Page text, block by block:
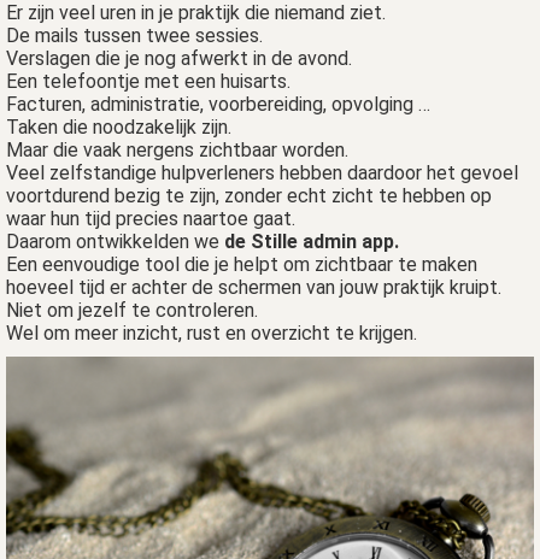
Er zijn veel uren in je praktijk die niemand ziet.
De mails tussen twee sessies.
Verslagen die je nog afwerkt in de avond.
Een telefoontje met een huisarts.
Facturen, administratie, voorbereiding, opvolging …
Taken die noodzakelijk zijn.
Maar die vaak nergens zichtbaar worden.
Veel zelfstandige hulpverleners hebben daardoor het gevoel
voortdurend bezig te zijn, zonder echt zicht te hebben op
waar hun tijd precies naartoe gaat.
Daarom ontwikkelden we de Stille admin app.
Een eenvoudige tool die je helpt om zichtbaar te maken
hoeveel tijd er achter de schermen van jouw praktijk kruipt.
Niet om jezelf te controleren.
Wel om meer inzicht, rust en overzicht te krijgen.
zijn
om
te
Ze
gebruikt
deze
kan de
niet
worden
om
te